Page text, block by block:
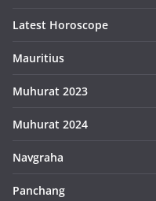
Latest Horoscope
Mauritius
Muhurat 2023
Muhurat 2024
Navgraha
Panchang